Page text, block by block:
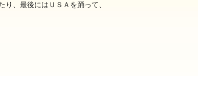
、最後にはＵＳＡを踊って、